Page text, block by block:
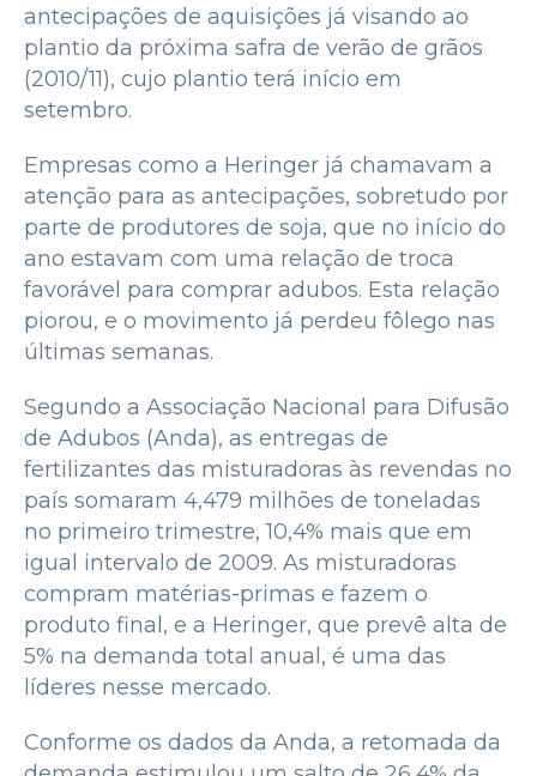
antecipações de aquisições já visando ao
plantio da próxima safra de verão de grãos
(2010/11), cujo plantio terá início em
setembro.
Empresas como a Heringer já chamavam a
atenção para as antecipações, sobretudo por
parte de produtores de soja, que no início do
ano estavam com uma relação de troca
favorável para comprar adubos. Esta relação
piorou, e o movimento já perdeu fôlego nas
últimas semanas.
Segundo a Associação Nacional para Difusão
de Adubos (Anda), as entregas de
fertilizantes das misturadoras às revendas no
país somaram 4,479 milhões de toneladas
no primeiro trimestre, 10,4% mais que em
igual intervalo de 2009. As misturadoras
compram matérias-primas e fazem o
produto final, e a Heringer, que prevê alta de
5% na demanda total anual, é uma das
líderes nesse mercado.
Conforme os dados da Anda, a retomada da